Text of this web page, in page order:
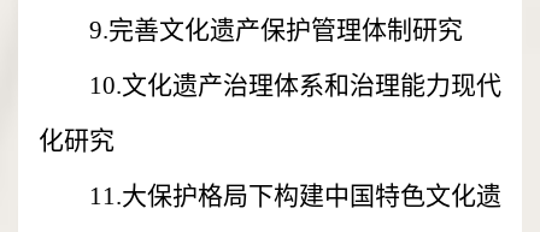
9.完善文化遗产保护管理体制研究
10.文化遗产治理体系和治理能力现代
化研究
11.大保护格局下构建中国特色文化遗